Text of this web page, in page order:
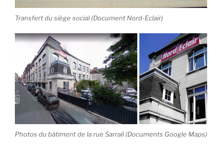
Transfert du siège social (Document Nord-Eclair)
Photos du bâtiment de la rue Sarrail (Documents Google Maps)